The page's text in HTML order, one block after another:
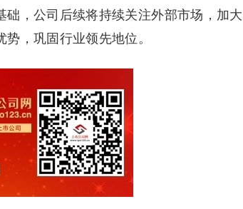
，公司后续将持续关注外部市场，加大
，巩固行业领先地位。